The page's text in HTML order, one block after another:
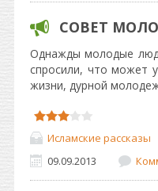
СОВЕТ
Однажды молодые
спросили, что может
жизни, дурной
Исламские рассказы
09.09.2013